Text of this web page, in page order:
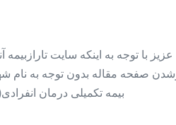
عزیز با توجه به اینکه سایت
صفحه مقاله بدون توجه به نام
بیمه تکمیلی درمان